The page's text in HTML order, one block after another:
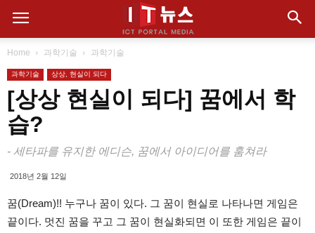
Home 과학기술 과학기술
과학기술 상상, 현실이 되다
[상상 현실이 되다] 꿈에서 학
습?
- 세타파를 유지한 에디슨, 꿈에서 아이디어를 훔쳐라
2018년 2월 12일
꿈(Dream)!! 누구나 꿈이 있다. 그 꿈이 현실로 나타나면 게임은
끝이다. 멋진 꿈을 꾸고 그 꿈이 현실화되면 이 또한 게임은 끝이